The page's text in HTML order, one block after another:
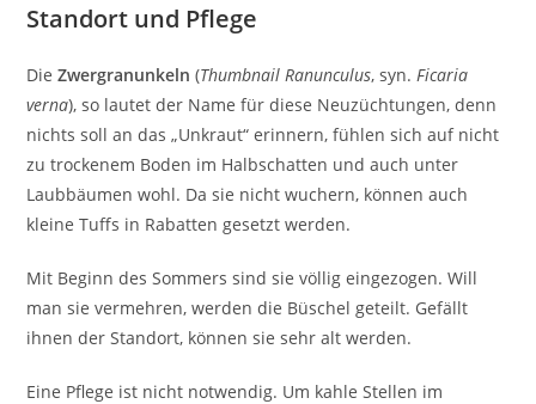
Standort und Pflege
DieZwergranunkeln (Thumbnail Ranunculus, syn.Ficaria
verna), so lautet der Name für diese Neuzüchtungen, denn
nichts soll an das „Unkraut“ erinnern, fühlen sich auf nicht
zu trockenem Boden im Halbschatten und auch unter
Laubbäumen wohl. Da sie nicht wuchern, können auch
kleine Tuffs in Rabatten gesetzt werden.
Mit Beginn des Sommers sind sie völlig eingezogen. Will
man sie vermehren, werden die Büschel geteilt. Gefällt
ihnen der Standort, können sie sehr alt werden.
Eine Pflege ist nicht notwendig. Um kahle Stellen im